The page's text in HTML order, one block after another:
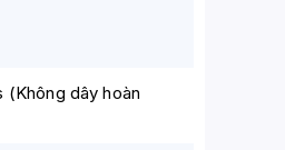
(Không dây hoàn